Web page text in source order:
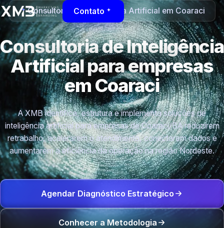
Contato
Consultoria de Inteligência Artificial em Coaraci
Consultoria de Inteligência
Artificial para empresas
em Coaraci
A XMB identifica, estrutura e implementa soluções de
inteligência artificial para empresas de Coaraci/BA reduzirem
retrabalho, acelerarem o atendimento, conectarem dados e
aumentarem a eficiência da operação na região Nordeste.
Agendar Diagnóstico Estratégico
Conhecer a Metodologia